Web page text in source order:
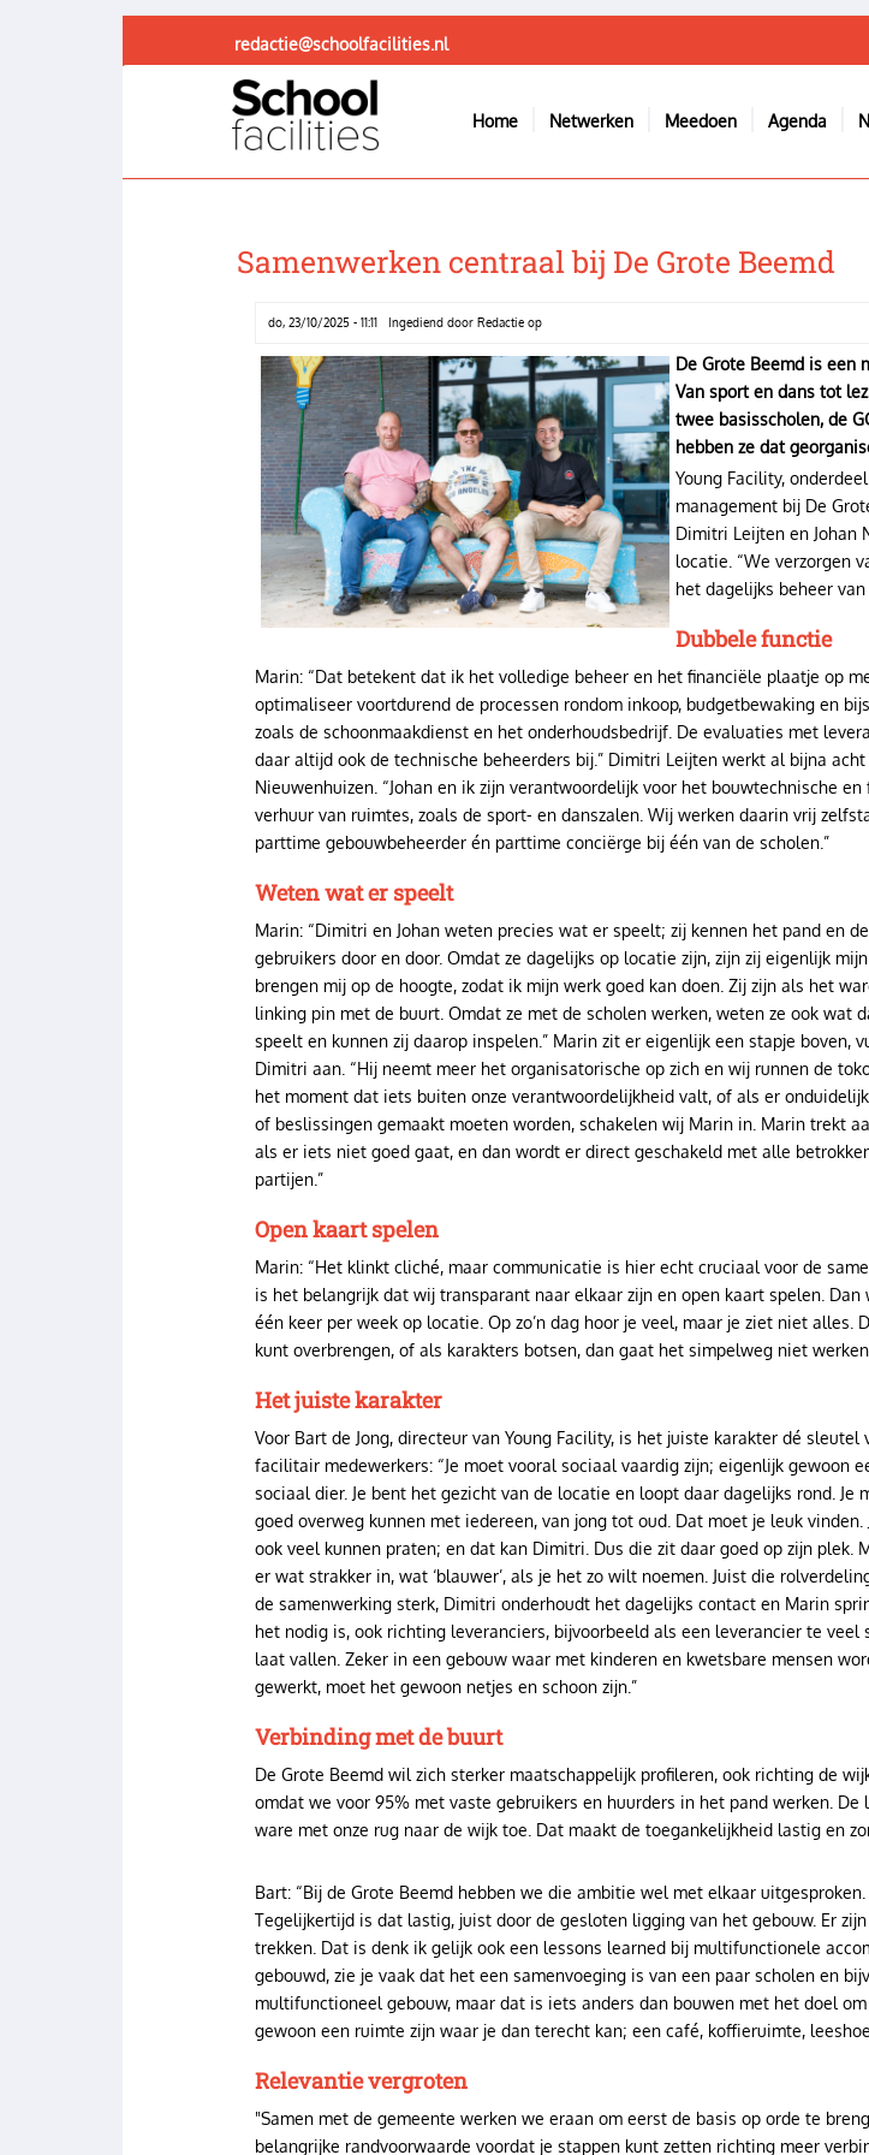
redactie@schoolfacilities.nl
Main
navigation
Home Netwerken Meedoen Agenda
Samenwerken centraal bij De Grote Beemd
Ingediend door Redactie op
do, 23/10/2025 - 11:11
Image
De Grote Beemd is een
Van sport en dans tot
twee basisscholen, de
hebben ze dat
Young Facility,
management bij De
Dimitri Leijten en Johan
locatie. “We verzorgen
het dagelijks beheer van
Dubbele functie
Marin: “Dat betekent dat ik het volledige beheer en het financiële plaatje op
optimaliseer voortdurend de processen rondom inkoop, budgetbewaking en
zoals de schoonmaakdienst en het onderhoudsbedrijf. De evaluaties met
daar altijd ook de technische beheerders bij.” Dimitri Leijten werkt al bijna
Nieuwenhuizen. “Johan en ik zijn verantwoordelijk voor het bouwtechnische
verhuur van ruimtes, zoals de sport- en danszalen. Wij werken daarin vrij
parttime gebouwbeheerder én parttime conciërge bij één van de scholen.”
Weten wat er speelt
Marin: “Dimitri en Johan weten precies wat er speelt; zij kennen het pand en de
gebruikers door en door. Omdat ze dagelijks op locatie zijn, zijn zij eigenlijk
brengen mij op de hoogte, zodat ik mijn werk goed kan doen. Zij zijn als het
linking pin met de buurt. Omdat ze met de scholen werken, weten ze ook wat
speelt en kunnen zij daarop inspelen.” Marin zit er eigenlijk een stapje boven,
Dimitri aan. “Hij neemt meer het organisatorische op zich en wij runnen de
het moment dat iets buiten onze verantwoordelijkheid valt, of als er
of beslissingen gemaakt moeten worden, schakelen wij Marin in. Marin trekt
als er iets niet goed gaat, en dan wordt er direct geschakeld met alle
partijen.”
Open kaart spelen
Marin: “Het klinkt cliché, maar communicatie is hier echt cruciaal voor de
is het belangrijk dat wij transparant naar elkaar zijn en open kaart spelen.
één keer per week op locatie. Op zo’n dag hoor je veel, maar je ziet niet
kunt overbrengen, of als karakters botsen, dan gaat het simpelweg niet
Het juiste karakter
Voor Bart de Jong, directeur van Young Facility, is het juiste karakter dé sleutel
facilitair medewerkers: “Je moet vooral sociaal vaardig zijn; eigenlijk gewoon
sociaal dier. Je bent het gezicht van de locatie en loopt daar dagelijks rond. Je
goed overweg kunnen met iedereen, van jong tot oud. Dat moet je leuk vinden.
ook veel kunnen praten; en dat kan Dimitri. Dus die zit daar goed op zijn plek.
er wat strakker in, wat ‘blauwer’, als je het zo wilt noemen. Juist die
de samenwerking sterk, Dimitri onderhoudt het dagelijks contact en Marin
het nodig is, ook richting leveranciers, bijvoorbeeld als een leverancier te veel
laat vallen. Zeker in een gebouw waar met kinderen en kwetsbare mensen
gewerkt, moet het gewoon netjes en schoon zijn.”
Verbinding met de buurt
De Grote Beemd wil zich sterker maatschappelijk profileren, ook richting de
omdat we voor 95% met vaste gebruikers en huurders in het pand werken.
ware met onze rug naar de wijk toe. Dat maakt de toegankelijkheid lastig en
Bart: “Bij de Grote Beemd hebben we die ambitie wel met elkaar
Tegelijkertijd is dat lastig, juist door de gesloten ligging van het gebouw. Er
trekken. Dat is denk ik gelijk ook een lessons learned bij multifunctionele
gebouwd, zie je vaak dat het een samenvoeging is van een paar scholen en
multifunctioneel gebouw, maar dat is iets anders dan bouwen met het doel
gewoon een ruimte zijn waar je dan terecht kan; een café, koffieruimte,
Relevantie vergroten
"Samen met de gemeente werken we eraan om eerst de basis op orde te
belangrijke randvoorwaarde voordat je stappen kunt zetten richting meer